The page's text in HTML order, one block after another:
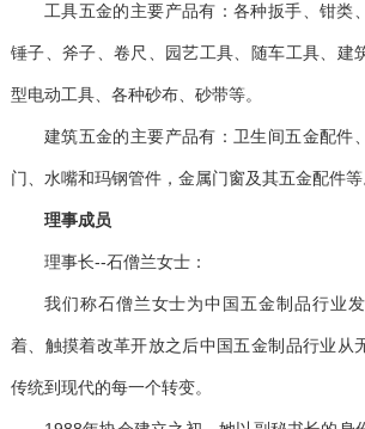
工具五金的主要产品有：各种扳手、钳类
锤子、斧子、卷尺、园艺工具、随车工具、建
型电动工具、各种砂布、砂带等。
建筑五金的主要产品有：卫生间五金配件
门、水嘴和玛钢管件，金属门窗及其五金配件等
理事成员
理事长--石僧兰女士：
我们称石僧兰女士为中国五金制品行业
着、触摸着改革开放之后中国五金制品行业从
传统到现代的每一个转变。